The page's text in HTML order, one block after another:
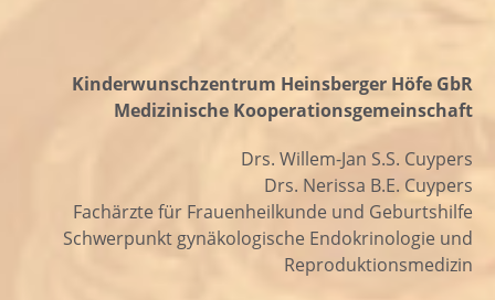
Kinderwunschzentrum Heinsberger Höfe GbR
Medizinische Kooperationsgemeinschaft
Drs. Willem-Jan S.S. Cuypers
Drs. Nerissa B.E. Cuypers
Fachärzte für Frauenheilkunde und Geburtshilfe
Schwerpunkt gynäkologische Endokrinologie und
Reproduktionsmedizin